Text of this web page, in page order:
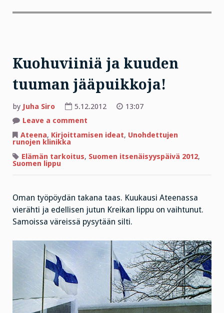
Kuohuviiniä ja kuuden
tuuman jääpuikkoja!
by Juha Siro 5.12.2012
13:07
Leave a comment
ja
jääpuikkoja!
Ateena, Kirjoittamisen ideat, Unohdettujen
runojen klinikka
Elämän tarkoitus, Suomen itsenäisyyspäivä 2012,
Suomen lippu
Oman työpöydän takana taas. Kuukausi Ateenassa
vierähti ja edellisen jutun Kreikan lippu on vaihtunut.
Samoissa väreissä pysytään silti.